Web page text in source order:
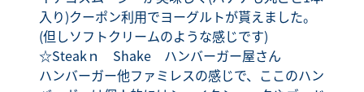
入り)クーポン利用でヨーグルトが貰えました。
(但しソフトクリームのような感じです)
☆Steakｎ Shake ハンバーガー屋さん
ハンバーガー他ファミレスの感じで、ここのハン